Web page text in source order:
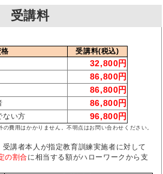
受講料
受講料(税込)
32,800円
86,800円
86,800円
86,800円
ない方 96,800円
の費用はかかりません。不明点はお問い合わせください。
講者本人が指定教育訓練実施者に対して
の割合に相当する額がハローワークから支